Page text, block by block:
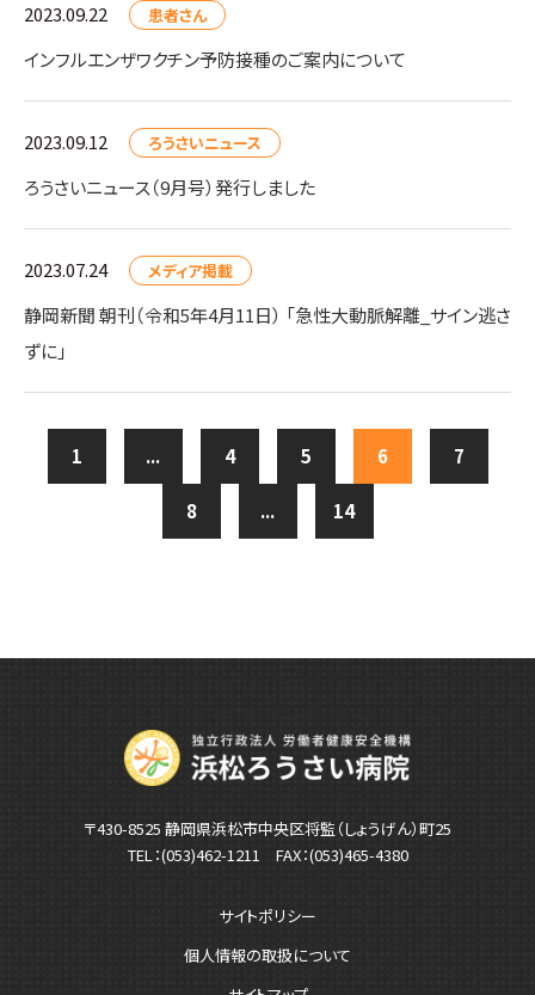
2023.09.22 患者さん
インフルエンザワクチン予防接種のご案内について
2023.09.12 ろうさいニュース
ろうさいニュース（9月号）発行しました
2023.07.24 メディア掲載
静岡新聞 朝刊（令和5年4月11日） 「急性大動脈解離_サイン逃さ
ずに」
1 ... 4 5 6 7
8 ... 14
〒430-8525 静岡県浜松市中央区将監（しょうげん）町25
TEL：(053)462-1211 FAX：(053)465-4380
サイトポリシー
個人情報の取扱について